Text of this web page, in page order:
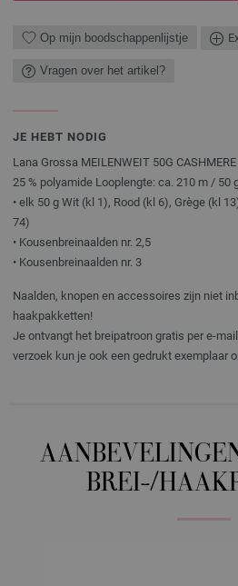
Op mijn boodschappenlijstje
Vragen over het artikel?
JE HEBT NODIG
Lana Grossa MEILENWEIT 50G
25 % polyamide Looplengte: ca. 210 m / 50
• elk 50 g Wit (kl 1), Rood (kl 6), Grège (kl
74)
• Kousenbreinaalden nr. 2,5
• Kousenbreinaalden nr. 3
Naalden, knopen en accessoires zijn niet
haakpakketten!
Je ontvangt het breipatroon gratis per e-
verzoek kun je ook een gedrukt exemplaar
BREI-/